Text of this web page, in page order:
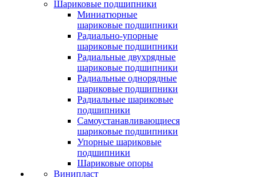
Шариковые подшипники
Миниатюрные
шариковые подшипники
Радиально-упорные
шариковые подшипники
Радиальные двухрядные
шариковые подшипники
Радиальные однорядные
шариковые подшипники
Радиальные шариковые
подшипники
Самоустанавливающиеся
шариковые подшипники
Упорные шариковые
подшипники
Шариковые опоры
Винипласт